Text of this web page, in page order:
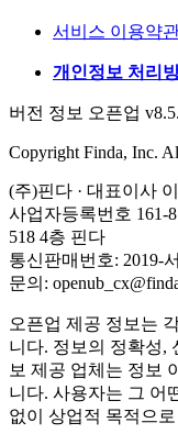
서비스 이용약
개인정보 처리
버전 정보 오픈업
Copyright Finda, Inc.
(주)핀다 · 대표이사
사업자등록번호 161-
518 4층 핀다
통신판매번호: 2019-
문의:
오픈업 제공 정보는
니다. 정보의 정확성,
보 제공 업체는 정보
니다. 사용자는 그 어
없이 상업적 목적으